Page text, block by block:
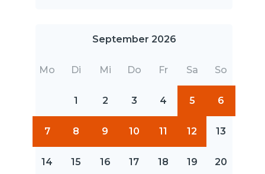
September 2026
Mo Di Mi Do Fr Sa So
1 2 3 4 5 6
7 8 9 10 11 12 13
14 15 16 17 18 19 20